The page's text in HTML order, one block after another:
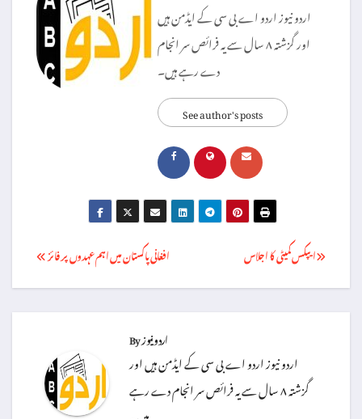
اردو نیوز اردو اے بی سی کے ایڈمن ہیں
اور گزشتہ ۸ سال سے یہ فرائص سر انجام
دے رہے ہیں۔
See author's posts
Post
navigation
ایپکس کمیٹی کا اجلاس افغانی پاکستان میں اہم عہدوں پر فائز
Byاردو نیوز
اردو نیوز اردو اے بی سی کے ایڈمن ہیں اور
گزشتہ ۸ سال سے یہ فرائص سر انجام دے رہے